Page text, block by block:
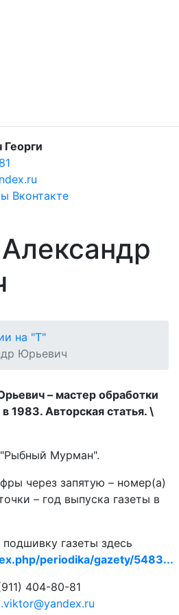
Георги
Вконтакте
на "Т"
Юрьевич
– мастер обработки
1983. Авторская статья. \
"Рыбный Мурман".
через запятую – номер(а)
– год выпуска газеты в
газеты здесь
periodika/gazety/5483...
404-80-81